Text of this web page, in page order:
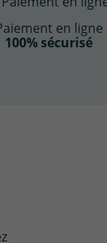
en ligne
100% sécurisé